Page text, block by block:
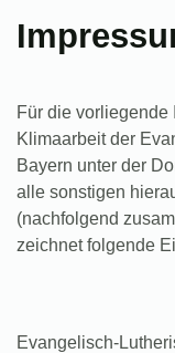
Für die vorliegende
Klimaarbeit der
Bayern unter der
alle sonstigen
(nachfolgend
zeichnet folgende
Evangelisch-